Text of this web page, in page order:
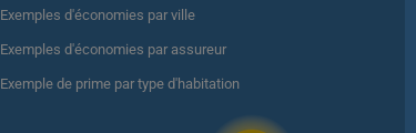
Exemples d'économies par ville
Exemples d'économies par assureur
Exemple de prime par type d'habitation